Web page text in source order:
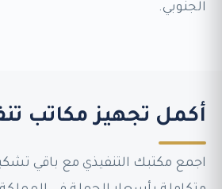
الجنوبي.
أكمل تجهيز مكاتب
اجمع مكتبك التنفيذي مع باقي